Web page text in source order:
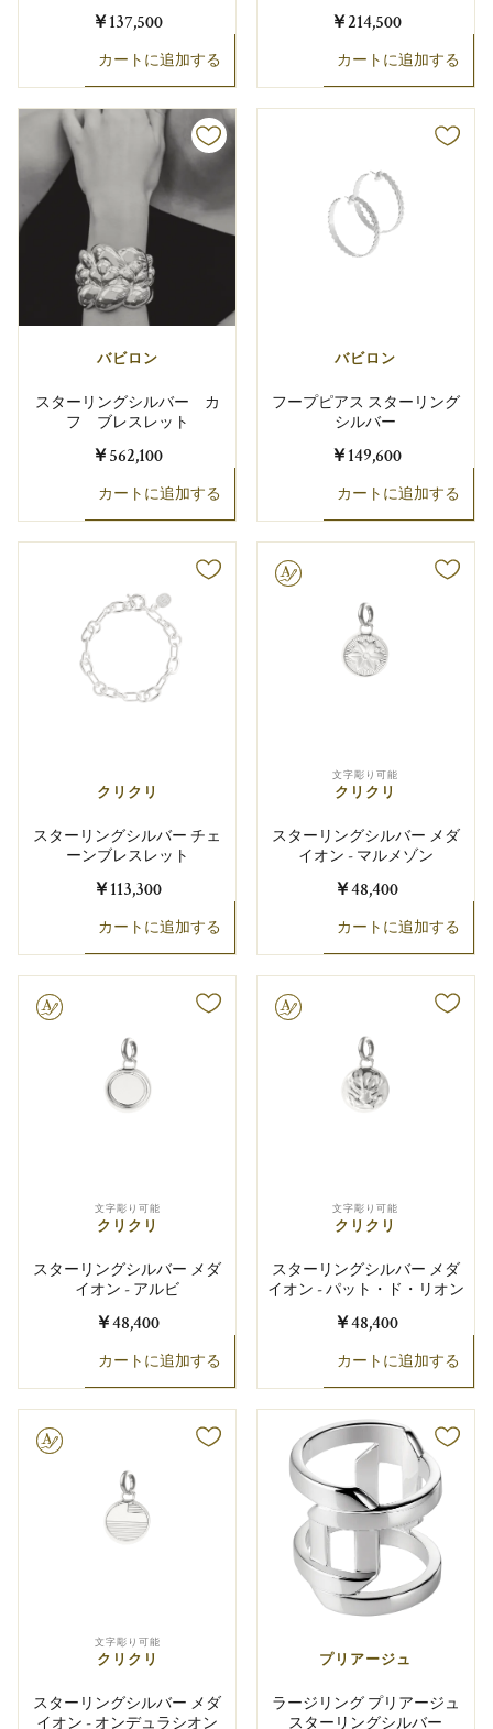
￥137,500
カートに追加する
￥214,500
カートに追加する
バビロン
スターリングシルバー カ
フ ブレスレット
￥562,100
カートに追加する
バビロン
フープピアス スターリング
シルバー
￥149,600
カートに追加する
クリクリ
スターリングシルバー チェ
ーンブレスレット
￥113,300
カートに追加する
文字彫り可能
文字彫り可能
クリクリ
スターリングシルバー メダ
イオン - マルメゾン
￥48,400
カートに追加する
文字彫り可能
クリクリ
スターリングシルバー メダ
イオン - アルビ
￥48,400
カートに追加する
文字彫り可能
文字彫り可能
クリクリ
スターリングシルバー メダ
イオン - パット・ド・リオン
￥48,400
カートに追加する
文字彫り可能
クリクリ
スターリングシルバー メダ
イオン - オンデュラシオン
プリアージュ
ラージリング プリアージュ
スターリングシルバー